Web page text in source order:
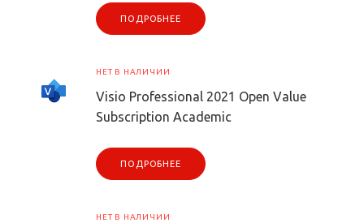
ПОДРОБНЕЕ
НЕТ В НАЛИЧИИ
Visio Professional 2021 Open Value
Subscription Academic
ПОДРОБНЕЕ
НЕТ В НАЛИЧИИ